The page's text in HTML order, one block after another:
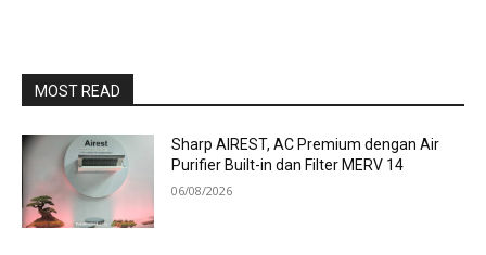
MOST READ
Sharp AIREST, AC Premium dengan Air
Purifier Built-in dan Filter MERV 14
06/08/2026